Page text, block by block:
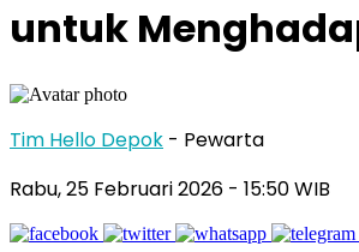
untuk
Tim Hello Depok - Pewarta
Rabu, 25 Februari 2026 - 15:50 WIB